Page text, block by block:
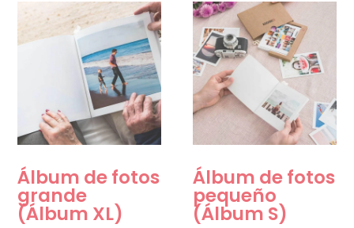
Álbum de fotos
grande
(Álbum XL)
Álbum de fotos
pequeño
(Álbum S)